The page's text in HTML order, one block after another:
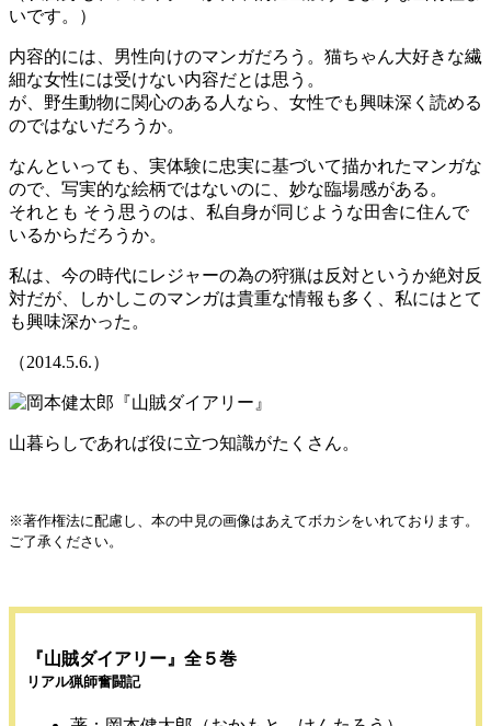
いです。）
内容的には、男性向けのマンガだろう。猫ちゃん大好きな繊
細な女性には受けない内容だとは思う。
が、野生動物に関心のある人なら、女性でも興味深く読める
のではないだろうか。
なんといっても、実体験に忠実に基づいて描かれたマンガな
ので、写実的な絵柄ではないのに、妙な臨場感がある。
それとも そう思うのは、私自身が同じような田舎に住んで
いるからだろうか。
私は、今の時代にレジャーの為の狩猟は反対というか絶対反
対だが、しかしこのマンガは貴重な情報も多く、私にはとて
も興味深かった。
（2014.5.6.）
山暮らしであれば役に立つ知識がたくさん。
※著作権法に配慮し、本の中見の画像はあえてボカシをいれております。
ご了承ください。
『山賊ダイアリー』全５巻
リアル猟師奮闘記